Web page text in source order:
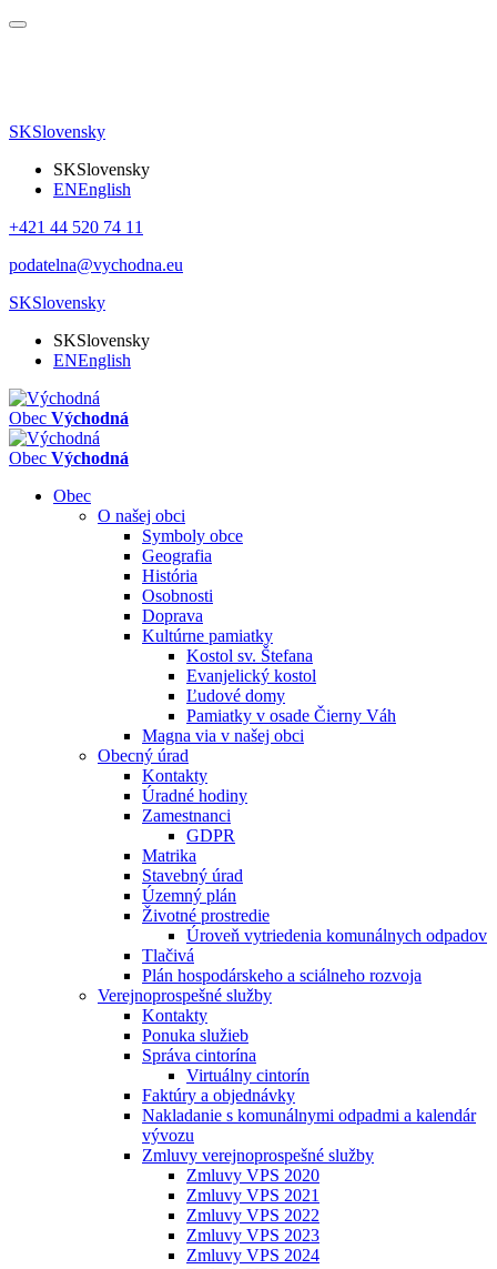
SKSlovensky
SKSlovensky
ENEnglish
+421 44 520 74 11
podatelna@vychodna.eu
SKSlovensky
SKSlovensky
ENEnglish
Obec Východná
Obec Východná
Obec
O našej obci
Symboly obce
Geografia
História
Osobnosti
Doprava
Kultúrne pamiatky
Kostol sv. Štefana
Evanjelický kostol
Ľudové domy
Pamiatky v osade Čierny Váh
Magna via v našej obci
Obecný úrad
Kontakty
Úradné hodiny
Zamestnanci
GDPR
Matrika
Stavebný úrad
Územný plán
Životné prostredie
Úroveň vytriedenia komunálnych odpadov
Tlačivá
Plán hospodárskeho a sciálneho rozvoja
Verejnoprospešné služby
Kontakty
Ponuka služieb
Správa cintorína
Virtuálny cintorín
Faktúry a objednávky
Nakladanie s komunálnymi odpadmi a kalendár
vývozu
Zmluvy verejnoprospešné služby
Zmluvy VPS 2020
Zmluvy VPS 2021
Zmluvy VPS 2022
Zmluvy VPS 2023
Zmluvy VPS 2024